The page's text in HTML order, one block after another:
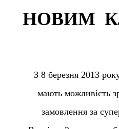
НОВИМ
З 8 березня 2013
мають можливість
замовлення за